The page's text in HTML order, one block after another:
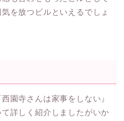
を放つビルといえるでしょ
園寺さんは家事をしない』
詳しく紹介しましたがいか